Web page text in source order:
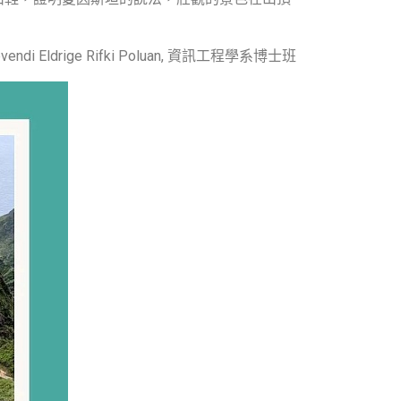
Eldrige Rifki Poluan, 資訊工程學系博士班